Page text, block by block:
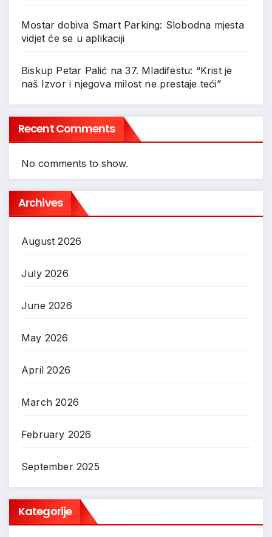
Mostar dobiva Smart Parking: Slobodna mjesta
vidjet će se u aplikaciji
Biskup Petar Palić na 37. Mladifestu: “Krist je
naš Izvor i njegova milost ne prestaje teći”
Recent Comments
No comments to show.
Archives
August 2026
July 2026
June 2026
May 2026
April 2026
March 2026
February 2026
September 2025
Kategorije